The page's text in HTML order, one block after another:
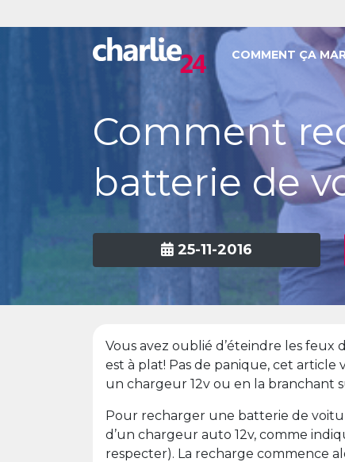
COMMENT ÇA
Comment
batterie de
25-11-2016
Vous avez oublié d’éteindre les
est à plat! Pas de panique, cet
un chargeur 12v ou en la branchant
Pour recharger une batterie de
d’un chargeur auto 12v, comme
respecter). La recharge commence